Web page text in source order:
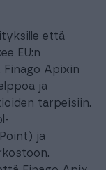
että
EU:n
Finago Apixin
ja
tarpeisiin.
ja